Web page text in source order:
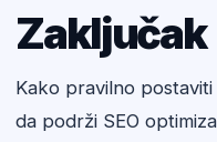
Zaključak
Kako pravilno
da podrži SEO